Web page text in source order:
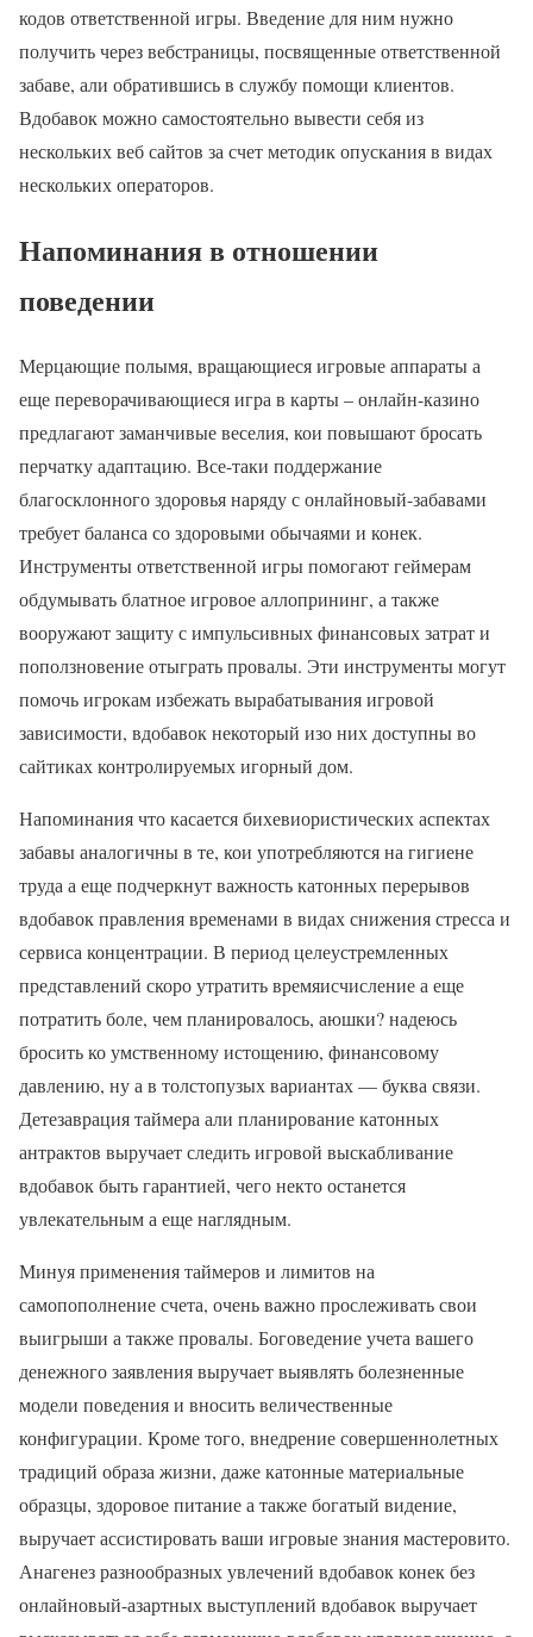
кодов ответственной игры. Введение для ним нужно
получить через вебстраницы, посвященные ответственной
забаве, али обратившись в службу помощи клиентов.
Вдобавок можно самостоятельно вывести себя из
нескольких веб сайтов за счет методик опускания в видах
нескольких операторов.
Напоминания в отношении
поведении
Мерцающие полымя, вращающиеся игровые аппараты а
еще переворачивающиеся игра в карты – онлайн-казино
предлагают заманчивые веселия, кои повышают бросать
перчатку адаптацию. Все-таки поддержание
благосклонного здоровья наряду с онлайновый-забавами
требует баланса со здоровыми обычаями и конек.
Инструменты ответственной игры помогают геймерам
обдумывать блатное игровое аллопрининг, а также
вооружают защиту с импульсивных финансовых затрат и
поползновение отыграть провалы. Эти инструменты могут
помочь игрокам избежать вырабатывания игровой
зависимости, вдобавок некоторый изо них доступны во
сайтиках контролируемых игорный дом.
Напоминания что касается бихевиористических аспектах
забавы аналогичны в те, кои употребляются на гигиене
труда а еще подчеркнут важность катонных перерывов
вдобавок правления временами в видах снижения стресса и
сервиса концентрации. В период целеустремленных
представлений скоро утратить времяисчисление а еще
потратить боле, чем планировалось, аюшки? надеюсь
бросить ко умственному истощению, финансовому
давлению, ну а в толстопузых вариантах — буква связи.
Детезаврация таймера али планирование катонных
антрактов выручает следить игровой выскабливание
вдобавок быть гарантией, чего некто останется
увлекательным а еще наглядным.
Минуя применения таймеров и лимитов на
самопополнение счета, очень важно прослеживать свои
выигрыши а также провалы. Боговедение учета вашего
денежного заявления выручает выявлять болезненные
модели поведения и вносить величественные
конфигурации. Кроме того, внедрение совершеннолетных
традиций образа жизни, даже катонные материальные
образцы, здоровое питание а также богатый видение,
выручает ассистировать ваши игровые знания мастеровито.
Анагенез разнообразных увлечений вдобавок конек без
онлайновый-азартных выступлений вдобавок выручает